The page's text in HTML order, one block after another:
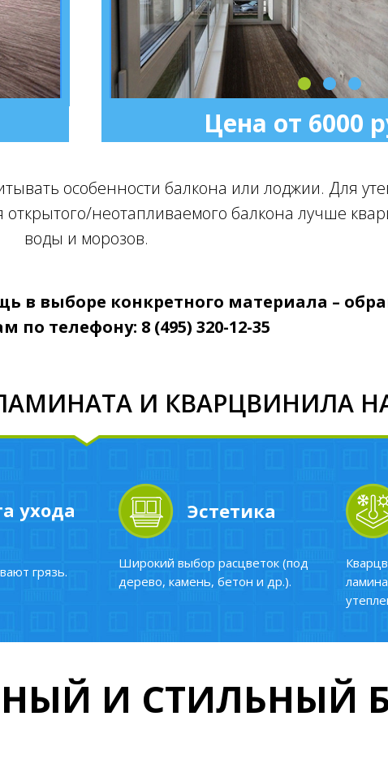
особенности балкона или лоджии. Для
неотапливаемого балкона лучше
воды и морозов.
в выборе конкретного материала –
по телефону: 8 (495) 320-12-35
Цена от 6000
И КВАРЦВИНИЛА
грязь.
Широкий выбор расцветок (под
дерево, камень, бетон и др.).
ухода Эстетика
И СТИЛЬНЫЙ